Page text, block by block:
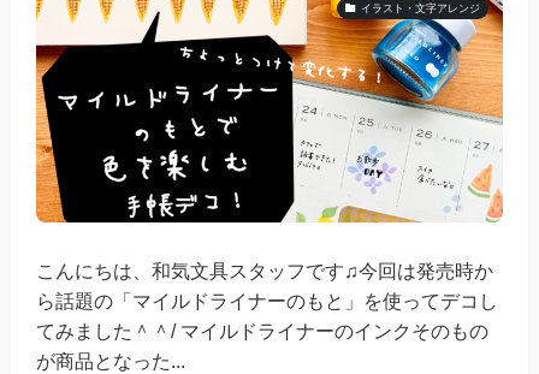
イラスト・文字アレンジ
こんにちは、和気文具スタッフです♫今回は発売時か
ら話題の「マイルドライナーのもと」を使ってデコし
てみました＾＾/ マイルドライナーのインクそのもの
が商品となった...